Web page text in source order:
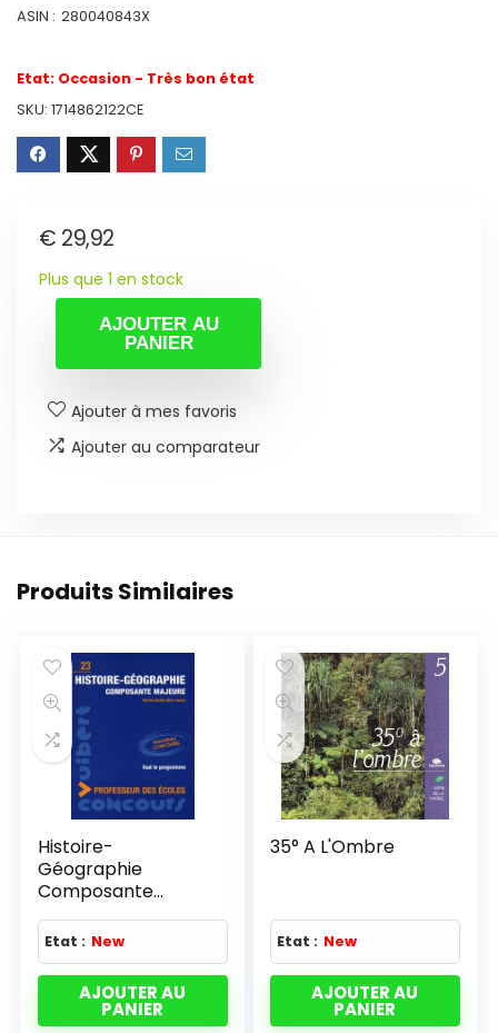
ASIN : 280040843X
Etat: Occasion - Très bon état
SKU: 1714862122CE
€ 29,92
Plus que 1 en stock
AJOUTER AU
PANIER
Ajouter à mes favoris
Ajouter au comparateur
Produits Similaires
Histoire-
Géographie
Composante
majeure Concours
Professeur des
écoles
Etat : New
AJOUTER AU
PANIER
35° A L'Ombre
Etat : New
AJOUTER AU
PANIER